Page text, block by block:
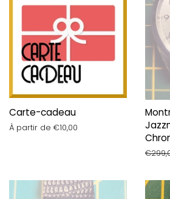
Carte-cadeau
À partir de €10,00
Prix